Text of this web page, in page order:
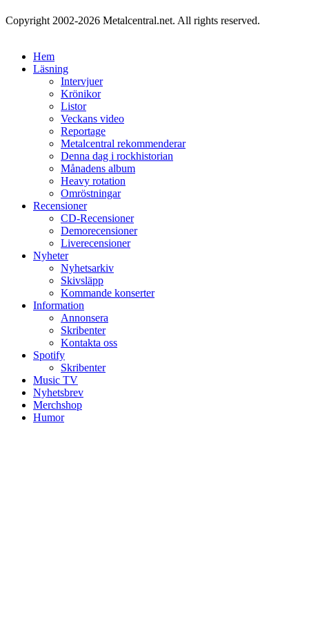
Copyright 2002-2026 Metalcentral.net. All rights reserved.
Hem
Läsning
Intervjuer
Krönikor
Listor
Veckans video
Reportage
Metalcentral rekommenderar
Denna dag i rockhistorian
Månadens album
Heavy rotation
Omröstningar
Recensioner
CD-Recensioner
Demorecensioner
Liverecensioner
Nyheter
Nyhetsarkiv
Skivsläpp
Kommande konserter
Information
Annonsera
Skribenter
Kontakta oss
Spotify
Skribenter
Music TV
Nyhetsbrev
Merchshop
Humor